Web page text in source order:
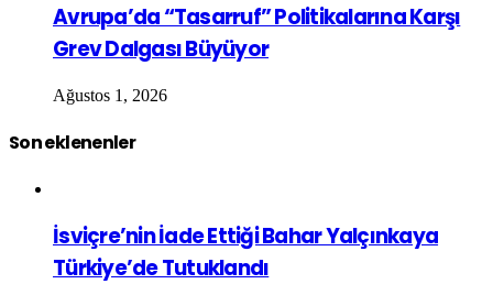
Avrupa’da “Tasarruf” Politikalarına Karşı
Grev Dalgası Büyüyor
Ağustos 1, 2026
Son eklenenler
İsviçre’nin İade Ettiği Bahar Yalçınkaya
Türkiye’de Tutuklandı